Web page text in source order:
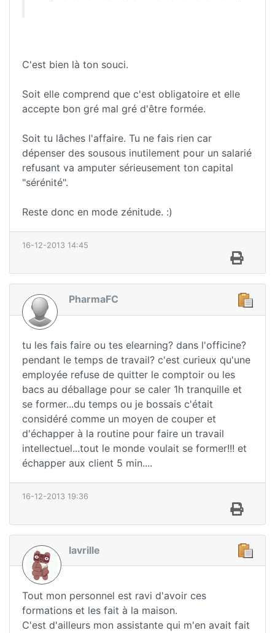
C'est bien là ton souci.
Soit elle comprend que c'est obligatoire et elle
accepte bon gré mal gré d'être formée.
Soit tu lâches l'affaire. Tu ne fais rien car
dépenser des sousous inutilement pour un salarié
refusant va amputer sérieusement ton capital
"sérénité".
Reste donc en mode zénitude. :)
16-12-2013 14:45
PharmaFC
tu les fais faire ou tes elearning? dans l'officine?
pendant le temps de travail? c'est curieux qu'une
employée refuse de quitter le comptoir ou les
bacs au déballage pour se caler 1h tranquille et
se former...du temps ou je bossais c'était
considéré comme un moyen de couper et
d'échapper à la routine pour faire un travail
intellectuel...tout le monde voulait se former!!! et
échapper aux client 5 min....
16-12-2013 19:36
lavrille
Tout mon personnel est ravi d'avoir ces
formations et les fait à la maison.
C'est d'ailleurs mon assistante qui m'en avait fait